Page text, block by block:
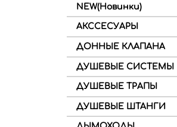
NEW(Новинки)
АКССЕСУАРЫ
ДОННЫЕ КЛАПАНА
ДУШЕВЫЕ СИСТЕМЫ
ДУШЕВЫЕ ТРАПЫ
ДУШЕВЫЕ ШТАНГИ